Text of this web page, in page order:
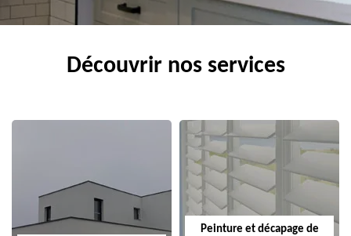
Découvrir nos services
Peinture et décapage de